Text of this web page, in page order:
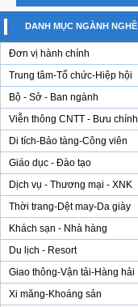
DANH MỤC NGÀNH NGHỀ
Đơn vị hành chính
Trung tâm-Tổ chức-Hiệp hội
Bộ - Sở - Ban ngành
Viễn thông CNTT - Bưu chính
Di tích-Bảo tàng-Công viên
Giáo dục - Đào tạo
Dịch vụ - Thương mại - XNK
Thời trang-Dệt may-Da giày
Khách sạn - Nhà hàng
Du lịch - Resort
Giao thông-Vận tải-Hàng hải
Xi măng-Khoáng sản